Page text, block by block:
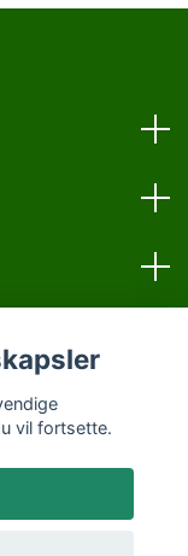
vil fortsette.